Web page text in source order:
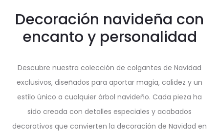
Decoración navideña con
encanto y personalidad
Descubre nuestra colección de colgantes de Navidad
exclusivos, diseñados para aportar magia, calidez y un
estilo único a cualquier árbol navideño. Cada pieza ha
sido creada con detalles especiales y acabados
decorativos que convierten la decoración de Navidad en